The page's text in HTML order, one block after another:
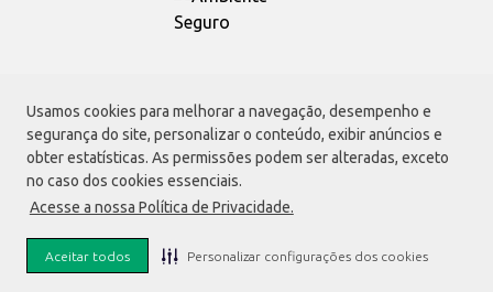
Usamos cookies para melhorar a navegação, desempenho e
segurança do site, personalizar o conteúdo, exibir anúncios e
obter estatísticas. As permissões podem ser alteradas, exceto
no caso dos cookies essenciais.
Acesse a nossa Política de Privacidade.
Aceitar todos Personalizar configurações dos cookies
Atacadão S.A.
Avenida Morvan Dias de Figueiredo, 6169, Vila Maria, São Paulo - SP | CEP
02170-901 | CNPJ: 75.315.333/0001-09
Envio de documentos administrativos e jurídicos:
02170-901
faleconosco@atacadao.com.br